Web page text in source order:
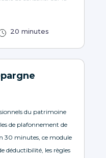
20 minutes
du patrimoine
de plafonnement de
30 minutes, ce module
déductibilité, les règles